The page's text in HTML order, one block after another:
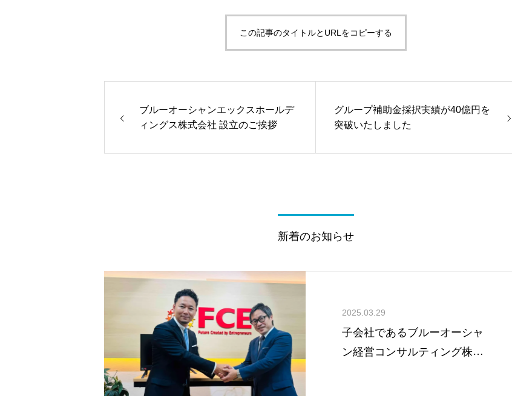
この記事のタイトルとURLをコピーする
ブルーオーシャンエックスホールデ
ィングス株式会社 設立のご挨拶
グループ補助金採択実績が40億円を
突破いたしました
新着のお知らせ
2025.03.29
子会社であるブルーオーシャ
ン経営コンサルティング株式